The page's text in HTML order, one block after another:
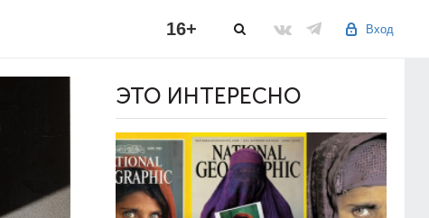
Вход
16+
ЭТО ИНТЕРЕСНО